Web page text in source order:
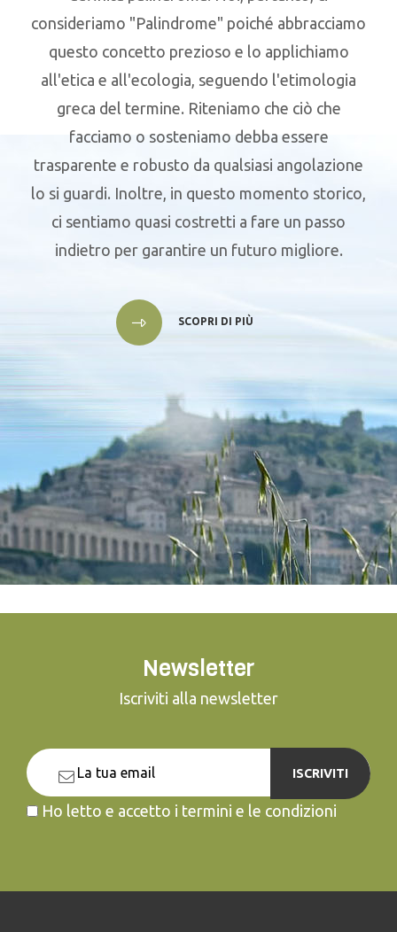
consideriamo "Palindrome" poiché abbracciamo
questo concetto prezioso e lo applichiamo
all'etica e all'ecologia, seguendo l'etimologia
greca del termine. Riteniamo che ciò che
facciamo o sosteniamo debba essere
trasparente e robusto da qualsiasi angolazione
lo si guardi. Inoltre, in questo momento storico,
ci sentiamo quasi costretti a fare un passo
indietro per garantire un futuro migliore.
SCOPRI DI PIÙ
Newsletter
Iscriviti alla newsletter
ISCRIVITI
Ho letto e accetto i termini e le condizioni